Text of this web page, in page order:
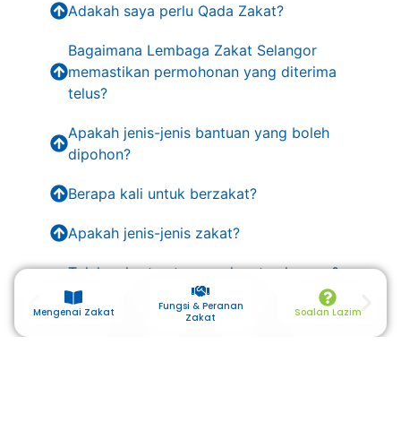
Adakah saya perlu Qada Zakat?
Bagaimana Lembaga Zakat Selangor
memastikan permohonan yang diterima
telus?
Apakah jenis-jenis bantuan yang boleh
dipohon?
Berapa kali untuk berzakat?
Apakah jenis-jenis zakat?
Tolakan harta atau pendapatan haram &
syubhah
Mengenai Zakat
Fungsi & Peranan
Zakat
Soalan Lazim